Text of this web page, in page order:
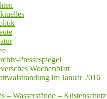
Pressespiegel
Wochenblatt
im Januar 2016
– Wasserstände – Küstenschutz